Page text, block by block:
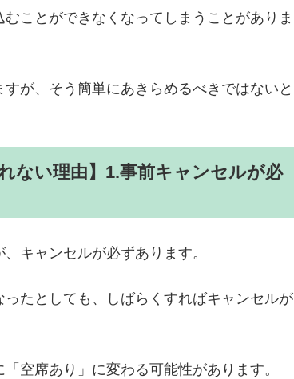
ことができなくなってしまうことがありま
が、そう簡単にあきらめるべきではないと
ない理由】1.事前キャンセルが必
キャンセルが必ずあります。
たとしても、しばらくすればキャンセルが
空席あり」に変わる可能性があります。